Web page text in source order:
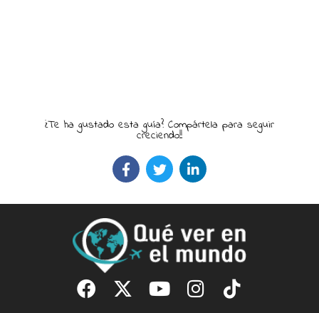
¿Te ha gustado esta guía? Compártela para seguir
creciendo!!